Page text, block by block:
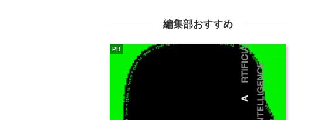
編集部おすすめ
PR